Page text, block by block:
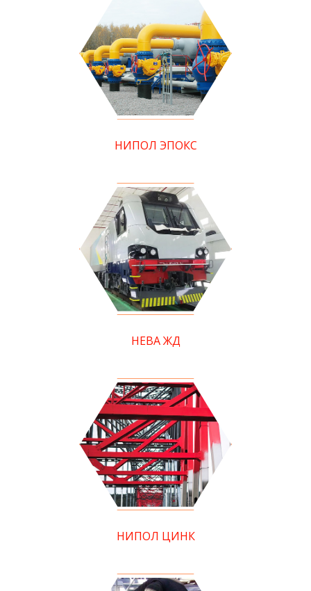
НИПОЛ ЭПОКС
НЕВА ЖД
НИПОЛ ЦИНК